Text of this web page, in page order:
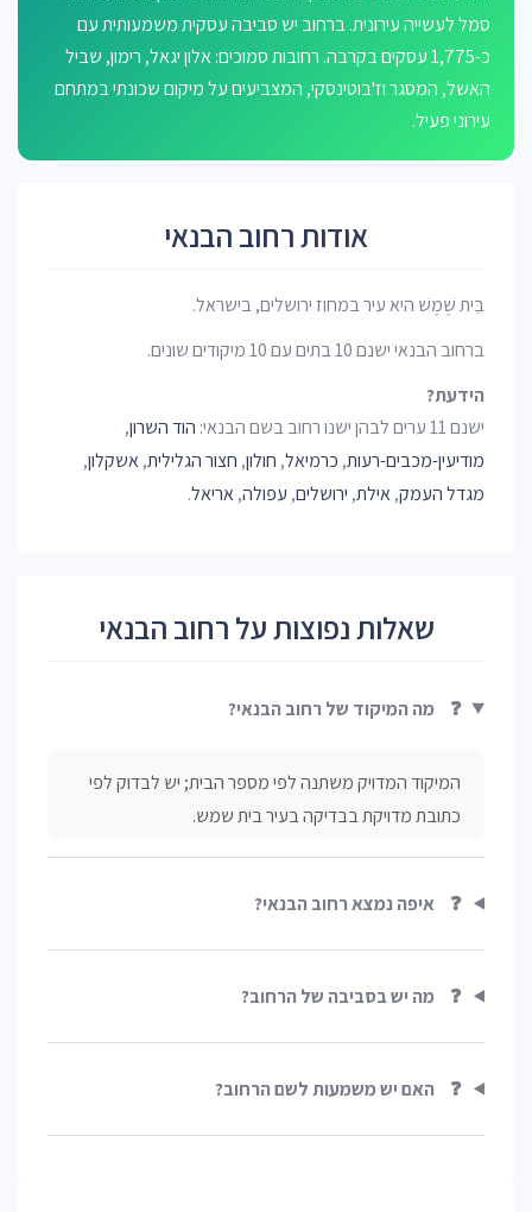
סמל לעשייה עירונית. ברחוב יש סביבה עסקית משמעותית עם
כ-1,775 עסקים בקרבה. רחובות סמוכים: אלון יגאל, רימון, שביל
האשל, המסגר וז'בוטינסקי, המצביעים על מיקום שכונתי במתחם
עירוני פעיל.
אודות רחוב הבנאי
בֵּית שֶׁמֶשׁ היא עיר במחוז ירושלים, בישראל.
ברחוב הבנאי ישנם 10 בתים עם 10 מיקודים שונים.
הידעת?
ישנם 11 ערים לבהן ישנו רחוב בשם הבנאי:
הוד השרון,
מודיעין-מכבים-רעות, כרמיאל, חולון, חצור הגלילית,אשקלון,
מגדל העמק,אילת, ירושלים, עפולה,אריאל.
שאלות נפוצות על רחוב הבנאי
❓ מה המיקוד של רחוב הבנאי?
המיקוד המדויק משתנה לפי מספר הבית; יש לבדוק לפי
כתובת מדויקת בבדיקה בעיר בית שמש.
❓ איפה נמצא רחוב הבנאי?
❓ מה יש בסביבה של הרחוב?
❓ האם יש משמעות לשם הרחוב?